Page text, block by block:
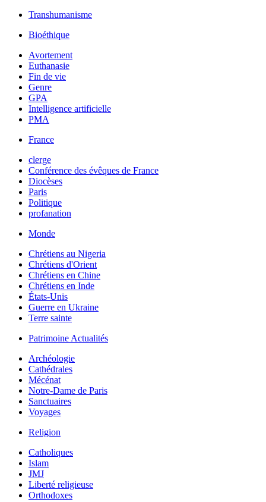
Transhumanisme
Bioéthique
Avortement
Euthanasie
Fin de vie
Genre
GPA
Intelligence artificielle
PMA
France
clerge
Conférence des évêques de France
Diocèses
Paris
Politique
profanation
Monde
Chrétiens au Nigeria
Chrétiens d'Orient
Chrétiens en Chine
Chrétiens en Inde
États-Unis
Guerre en Ukraine
Terre sainte
Patrimoine Actualités
Archéologie
Cathédrales
Mécénat
Notre-Dame de Paris
Sanctuaires
Voyages
Religion
Catholiques
Islam
JMJ
Liberté religieuse
Orthodoxes